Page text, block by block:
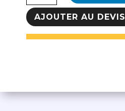
VELO
DROIT
i.TFB
AJOUTER AU DEVIS